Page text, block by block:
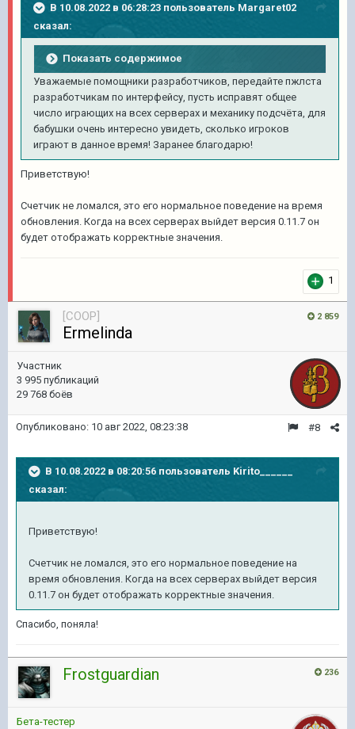
В 10.08.2022 в 06:28:23 пользователь Margaret02
сказал:
Показать содержимое
Уважаемые помощники разработчиков, передайте пжлста
разработчикам по интерфейсу, пусть исправят общее
число играющих на всех серверах и механику подсчёта, для
бабушки очень интересно увидеть, сколько игроков
играют в данное время! Заранее благодарю!
Приветствую!
Счетчик не ломался, это его нормальное поведение на время
обновления. Когда на всех серверах выйдет версия 0.11.7 он
будет отображать корректные значения.
1
2 859
[COOP]
Ermelinda
Участник
3 995 публикаций
29 768 боёв
#8
Опубликовано: 10 авг 2022, 08:23:38
В 10.08.2022 в 08:20:56 пользователь Kirito______
сказал:
Приветствую!
Счетчик не ломался, это его нормальное поведение на
время обновления. Когда на всех серверах выйдет версия
0.11.7 он будет отображать корректные значения.
Спасибо, поняла!
236
Frostguardian
Бета-тестер